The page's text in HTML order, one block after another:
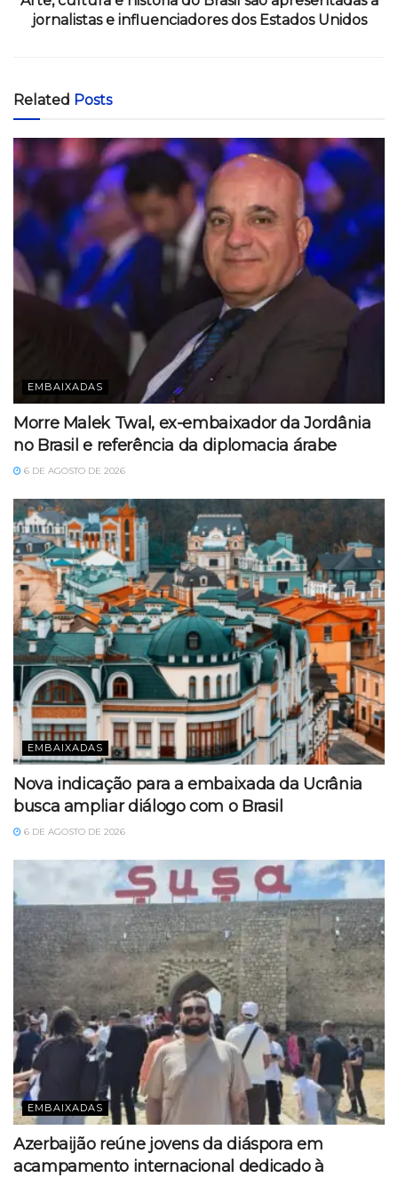
jornalistas e influenciadores dos Estados Unidos
Related Posts
EMBAIXADAS
Morre Malek Twal, ex-embaixador da Jordânia
no Brasil e referência da diplomacia árabe
6 DE AGOSTO DE 2026
EMBAIXADAS
Nova indicação para a embaixada da Ucrânia
busca ampliar diálogo com o Brasil
6 DE AGOSTO DE 2026
EMBAIXADAS
Azerbaijão reúne jovens da diáspora em
acampamento internacional dedicado à